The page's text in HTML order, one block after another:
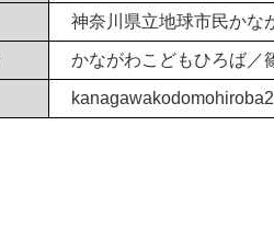
神奈川県立地球市民かな
かながわこどもひろば／